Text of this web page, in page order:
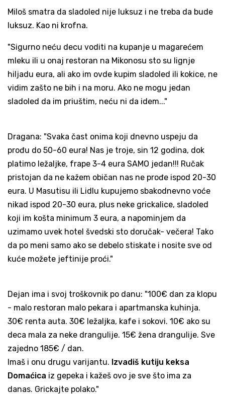
Miloš smatra da sladoled nije luksuz i ne treba da bude
luksuz. Kao ni krofna.
"Sigurno neću decu voditi na kupanje u magarećem
mleku ili u onaj restoran na Mikonosu sto su lignje
hiljadu eura, ali ako im ovde kupim sladoled ili kokice, ne
vidim zašto ne bih i na moru. Ako ne mogu jedan
sladoled da im priuštim, neću ni da idem..."
Dragana: "Svaka čast onima koji dnevno uspeju da
prođu do 50-60 eura! Nas je troje, sin 12 godina, dok
platimo ležaljke, frape 3-4 eura SAMO jedan!!! Ručak
pristojan da ne kažem običan nas ne prođe ispod 20-30
eura. U Masutisu ili Lidlu kupujemo sbakodnevno voće
nikad ispod 20-30 eura, plus neke grickalice, sladoled
koji im košta minimum 3 eura, a napominjem da
uzimamo uvek hotel švedski sto doručak- večera! Tako
da po meni samo ako se debelo stiskate i nosite sve od
kuće možete jeftinije proći."
Dejan ima i svoj troškovnik po danu: "100€ dan za klopu
- malo restoran malo pekara i apartmanska kuhinja.
30€ renta auta. 30€ ležaljka, kafe i sokovi. 10€ ako su
deca mala za neke drangulije. 15€ žena drangulije. Sve
zajedno 185€ / dan.
Imaš i onu drugu varijantu. Izvadiš kutiju keksa
Domaćica iz gepeka i kažeš ovo je sve što ima za
danas. Grickajte polako."